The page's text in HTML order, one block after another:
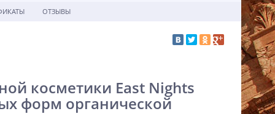
ОТЗЫВЫ
косметики East Nights
форм органической